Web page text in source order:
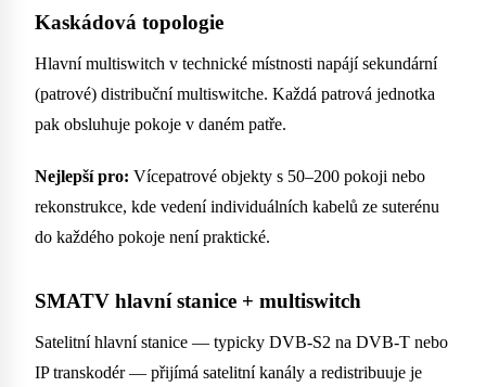
Kaskádová topologie
Hlavní multiswitch v technické místnosti napájí sekundární
(patrové) distribuční multiswitche. Každá patrová jednotka
pak obsluhuje pokoje v daném patře.
Nejlepší pro: Vícepatrové objekty s 50–200 pokoji nebo
rekonstrukce, kde vedení individuálních kabelů ze suterénu
do každého pokoje není praktické.
SMATV hlavní stanice + multiswitch
Satelitní hlavní stanice — typicky DVB-S2 na DVB-T nebo
IP transkodér — přijímá satelitní kanály a redistribuuje je